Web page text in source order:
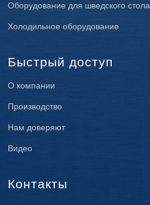
Оборудование для шведского стола
Холодильное оборудование
Быстрый доступ
О компании
Производство
Нам доверяют
Видео
Контакты